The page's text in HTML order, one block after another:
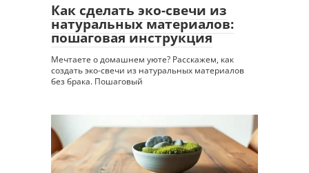
Как сделать эко-свечи из
натуральных материалов:
пошаговая инструкция
Мечтаете о домашнем уюте? Расскажем, как
создать эко-свечи из натуральных материалов
без брака. Пошаговый